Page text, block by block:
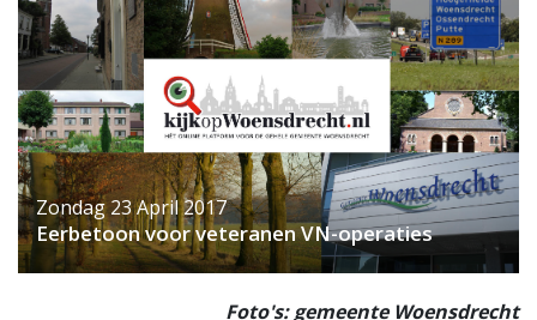
Zondag 23 April 2017
Eerbetoon voor veteranen VN-operaties
Foto's: gemeente Woensdrecht